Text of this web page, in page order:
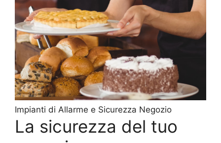
Impianti di Allarme e Sicurezza Negozio
La sicurezza del tuo